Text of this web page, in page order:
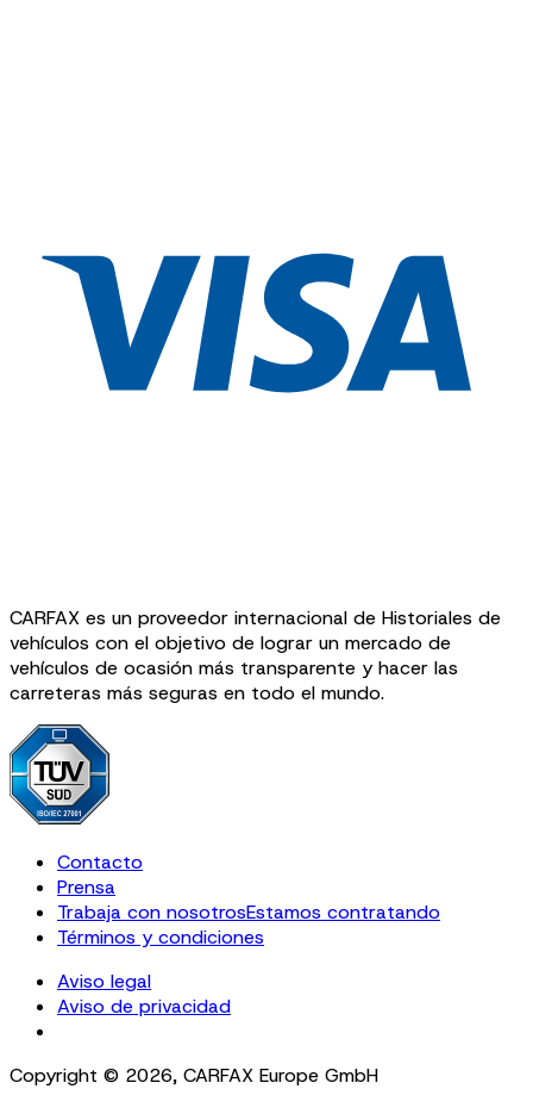
CARFAX es un proveedor internacional de Historiales de
vehículos con el objetivo de lograr un mercado de
vehículos de ocasión más transparente y hacer las
carreteras más seguras en todo el mundo.
Contacto
Prensa
Trabaja con nosotrosEstamos contratando
Términos y condiciones
Aviso legal
Aviso de privacidad
Copyright © 2026, CARFAX Europe GmbH